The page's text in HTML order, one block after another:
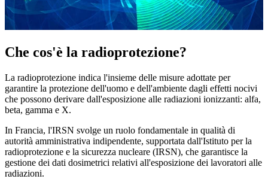
Che cos'è la radioprotezione?
La radioprotezione indica l'insieme delle misure adottate per
garantire la protezione dell'uomo e dell'ambiente dagli effetti nocivi
che possono derivare dall'esposizione alle radiazioni ionizzanti: alfa,
beta, gamma e X.
In Francia, l'IRSN svolge un ruolo fondamentale in qualità di
autorità amministrativa indipendente, supportata dall'Istituto per la
radioprotezione e la sicurezza nucleare (IRSN), che garantisce la
gestione dei dati dosimetrici relativi all'esposizione dei lavoratori alle
radiazioni.